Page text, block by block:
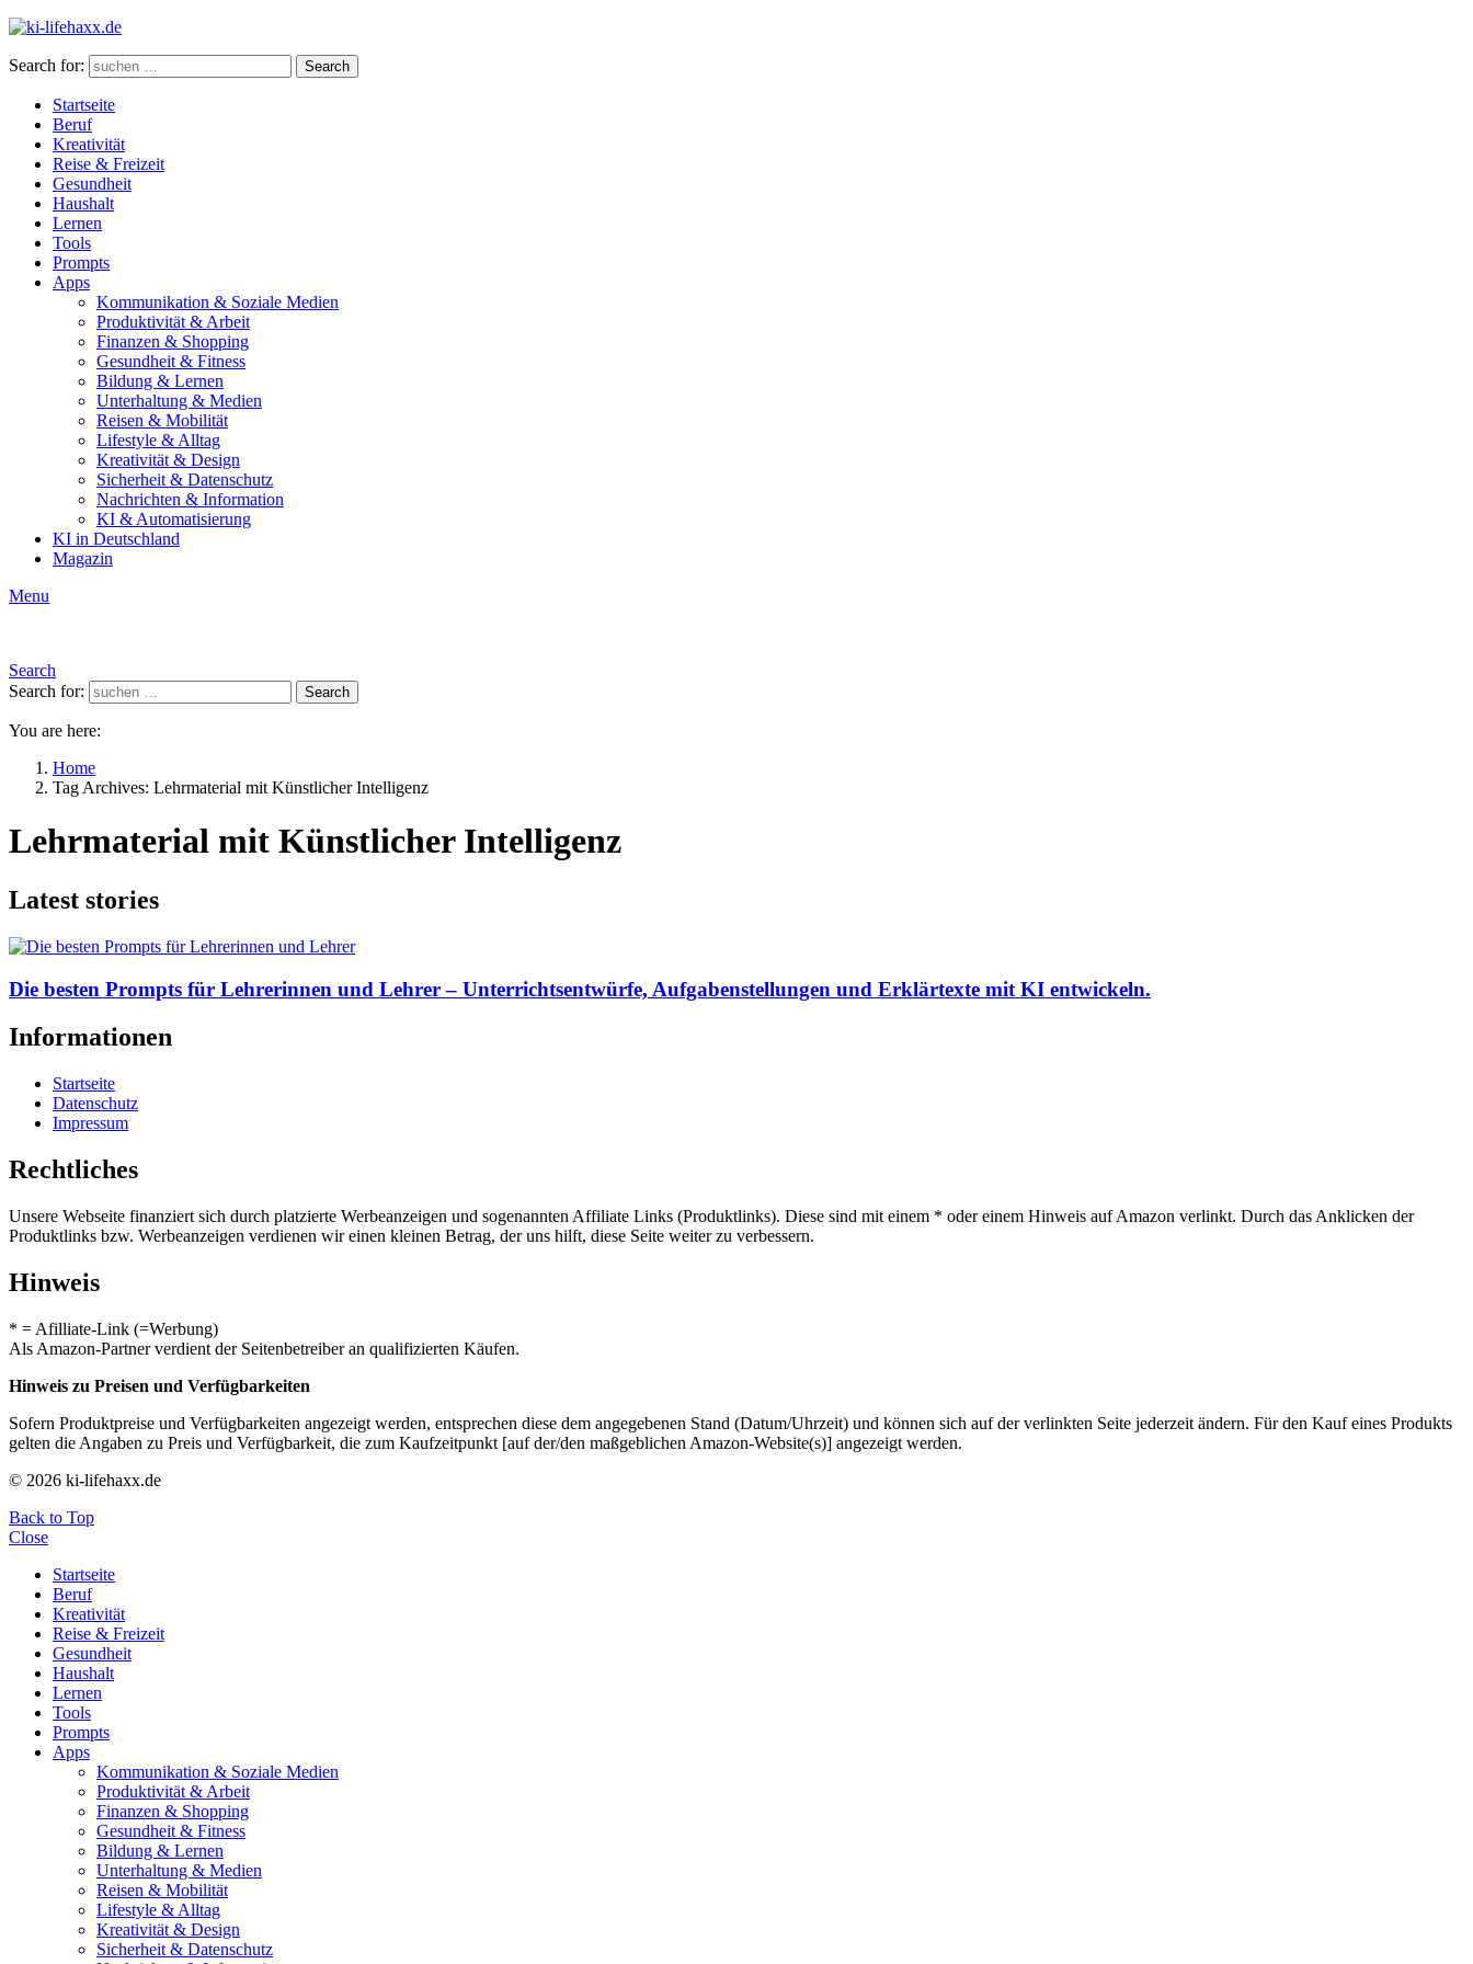
Search for: Search
Startseite
Beruf
Kreativität
Reise & Freizeit
Gesundheit
Haushalt
Lernen
Tools
Prompts
Apps
Kommunikation & Soziale Medien
Produktivität & Arbeit
Finanzen & Shopping
Gesundheit & Fitness
Bildung & Lernen
Unterhaltung & Medien
Reisen & Mobilität
Lifestyle & Alltag
Kreativität & Design
Sicherheit & Datenschutz
Nachrichten & Information
KI & Automatisierung
KI in Deutschland
Magazin
Menu
Search
Search for:
Search
You are here:
Home
Tag Archives: Lehrmaterial mit Künstlicher Intelligenz
Lehrmaterial mit Künstlicher Intelligenz
Latest stories
Die besten Prompts für Lehrerinnen und Lehrer – Unterrichtsentwürfe, Aufgabenstellungen und Erklärtexte mit KI entwickeln.
Informationen
Startseite
Datenschutz
Impressum
Rechtliches
Unsere Webseite finanziert sich durch platzierte Werbeanzeigen und sogenannten Affiliate Links (Produktlinks). Diese sind mit einem * oder einem Hinweis auf Amazon verlinkt. Durch das Anklicken der
Produktlinks bzw. Werbeanzeigen verdienen wir einen kleinen Betrag, der uns hilft, diese Seite weiter zu verbessern.
Hinweis
* = Afilliate-Link (=Werbung)
Als Amazon-Partner verdient der Seitenbetreiber an qualifizierten Käufen.
Hinweis zu Preisen und Verfügbarkeiten
Sofern Produktpreise und Verfügbarkeiten angezeigt werden, entsprechen diese dem angegebenen Stand (Datum/Uhrzeit) und können sich auf der verlinkten Seite jederzeit ändern. Für den Kauf eines Produkts
gelten die Angaben zu Preis und Verfügbarkeit, die zum Kaufzeitpunkt [auf der/den maßgeblichen Amazon-Website(s)] angezeigt werden.
© 2026 ki-lifehaxx.de
Back to Top
Close
Startseite
Beruf
Kreativität
Reise & Freizeit
Gesundheit
Haushalt
Lernen
Tools
Prompts
Apps
Kommunikation & Soziale Medien
Produktivität & Arbeit
Finanzen & Shopping
Gesundheit & Fitness
Bildung & Lernen
Unterhaltung & Medien
Reisen & Mobilität
Lifestyle & Alltag
Kreativität & Design
Sicherheit & Datenschutz